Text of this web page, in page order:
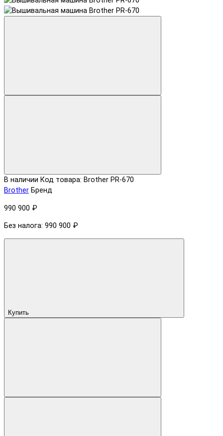
В наличии Код товара: Brother PR-670
Brother Бренд
990 900 ₽
Без налога: 990 900 ₽
Купить